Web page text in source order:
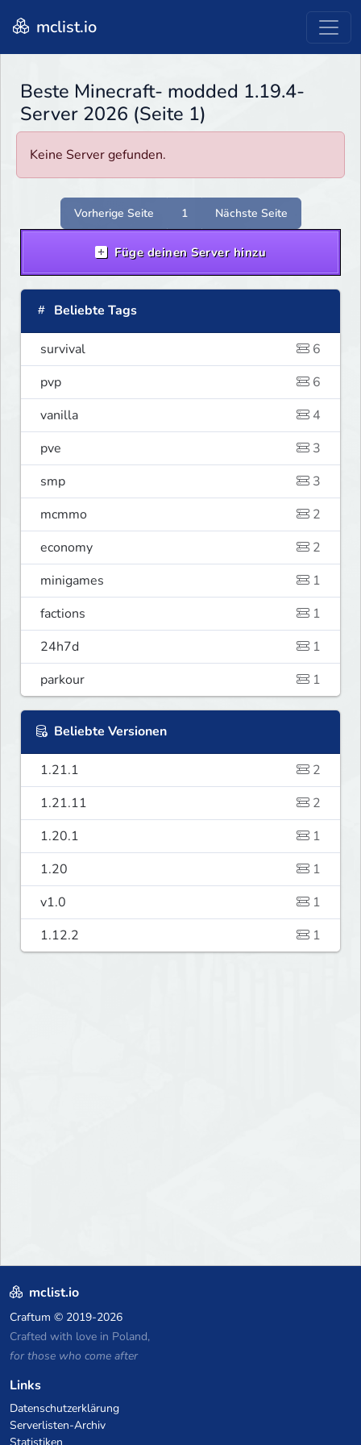
mclist.io
Beste Minecraft- modded 1.19.4-
Server 2026 (Seite 1)
Keine Server gefunden.
Vorherige Seite 1 Nächste Seite
Füge deinen Server hinzu
Beliebte Tags
survival
6
pvp
6
vanilla
4
pve
3
smp
3
mcmmo
2
economy
2
minigames
1
factions
1
24h7d
1
parkour
1
Beliebte Versionen
1.21.1
2
1.21.11
2
1.20.1
1
1.20
1
v1.0
1
1.12.2
1
mclist.io
Craftum © 2019-2026
Crafted with love in Poland,
for those who come after
Links
Datenschutzerklärung
Serverlisten-Archiv